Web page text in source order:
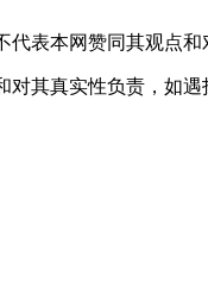
表本网赞同其观点和
其真实性负责，如